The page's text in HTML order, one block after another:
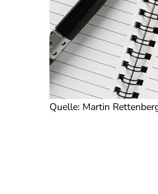
Quelle: Martin